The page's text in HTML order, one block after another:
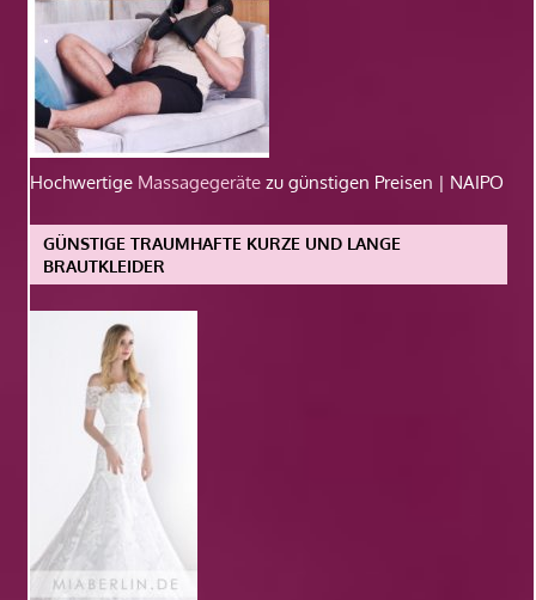
Hochwertige Massagegeräte zu günstigen Preisen | NAIPO
GÜNSTIGE TRAUMHAFTE KURZE UND LANGE
BRAUTKLEIDER